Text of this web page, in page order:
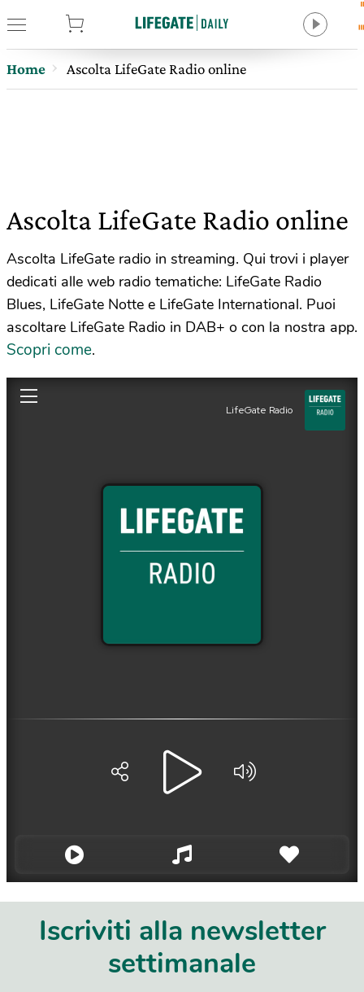
Home Ascolta LifeGate Radio online
Ascolta LifeGate Radio online
Ascolta LifeGate radio in streaming. Qui trovi i player
dedicati alle web radio tematiche: LifeGate Radio
Blues, LifeGate Notte e LifeGate International. Puoi
ascoltare LifeGate Radio in DAB+ o con la nostra app.
Scopri come.
Iscriviti alla newsletter
settimanale